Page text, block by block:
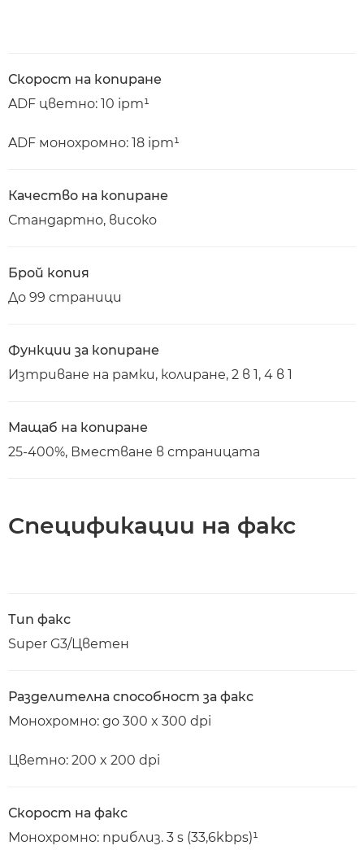
Скорост на копиране
ADF цветно: 10 ipm¹
ADF монохромно: 18 ipm¹
Качество на копиране
Стандартно, високо
Брой копия
До 99 страници
Функции за копиране
Изтриване на рамки, колиране, 2 в 1, 4 в 1
Мащаб на копиране
25-400%, Вместване в страницата
Спецификации на факс
Тип факс
Super G3/Цветен
Разделителна способност за факс
Монохромно: до 300 x 300 dpi
Цветно: 200 x 200 dpi
Скорост на факс
Монохромно: приблиз. 3 s (33,6kbps)¹